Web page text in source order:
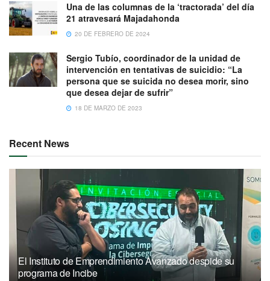
Una de las columnas de la ‘tractorada’ del día
21 atravesará Majadahonda
20 DE FEBRERO DE 2024
Sergio Tubío, coordinador de la unidad de
intervención en tentativas de suicidio: “La
persona que se suicida no desea morir, sino
que desea dejar de sufrir”
18 DE MARZO DE 2023
Recent News
El Instituto de Emprendimiento Avanzado despide su
programa de Incibe